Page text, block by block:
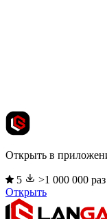
Открыть в
5
>1 000 000 раз
Открыть